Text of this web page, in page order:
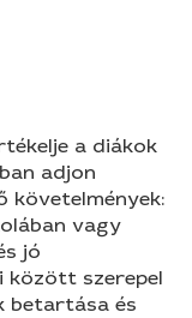
a diákok
adjon
követelmények:
vagy
jó
között szerepel
betartása és